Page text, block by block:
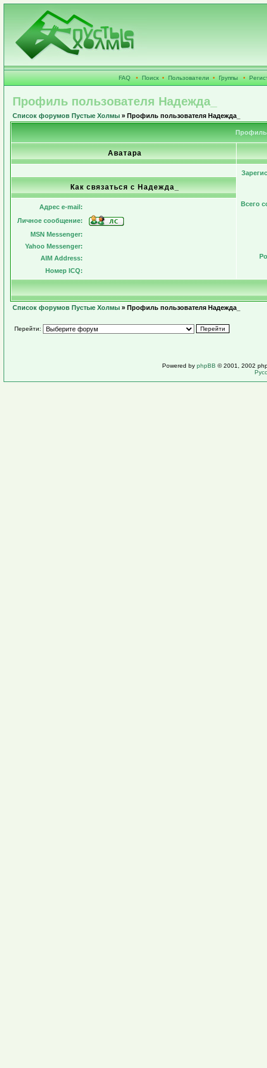
FAQ • Поиск • Пользователи • Группы •
Профиль пользователя Надежда_
Список форумов Пустые Холмы » Профиль пользователя Надежда_
Профиль
Аватара
Всего
Как связаться с Надежда_
Адрес e-mail:
Личное сообщение:
MSN Messenger:
Yahoo Messenger:
AIM Address:
Номер ICQ:
Список форумов Пустые Холмы » Профиль пользователя Надежда_
Перейти:
Powered by phpBB © 2001, 2002